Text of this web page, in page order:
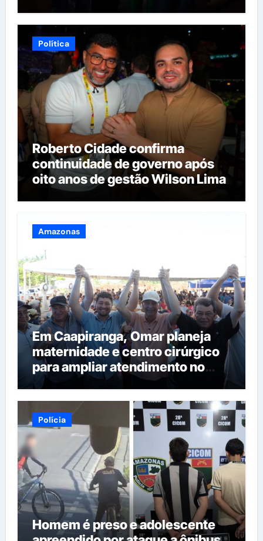
estado
Política
Roberto Cidade confirma
continuidade de governo após
oito anos de gestão Wilson Lima
Amazonas
Em Caapiranga, Omar planeja
maternidade e centro cirúrgico
para ampliar atendimento no
interior
Polícia
Homem é preso e adolescente